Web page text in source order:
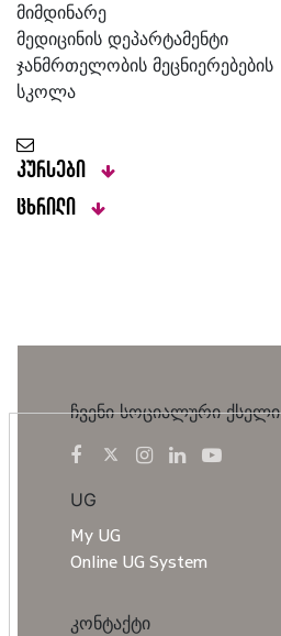
მიმდინარე
მედიცინის დეპარტამენტი
ჯანმრთელობის მეცნიერებების
სკოლა
კურსები
ცხრილი
ჩვენი სოციალური ქსელი
UG
My UG
Online UG System
კონტაქტი